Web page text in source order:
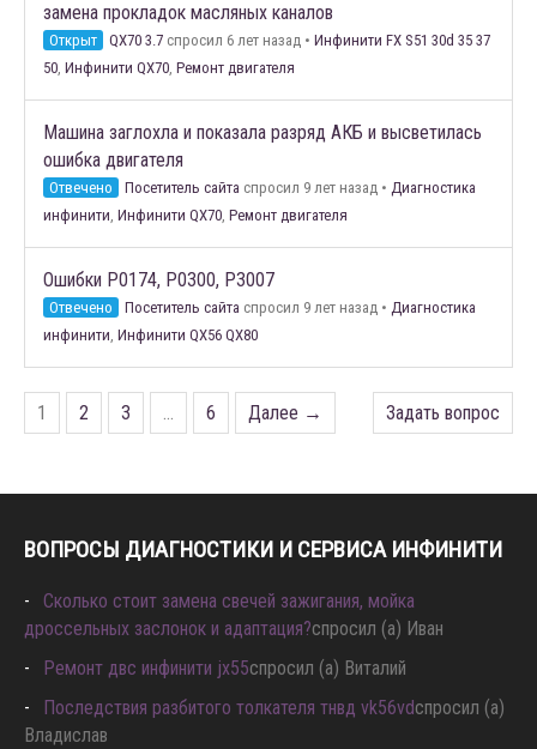
замена прокладок масляных каналов
Открыт QX70 3.7 спросил 6 лет назад • Инфинити FX S51 30d 35 37
50, Инфинити QX70, Ремонт двигателя
Машина заглохла и показала разряд АКБ и высветилась
ошибка двигателя
Отвечено Посетитель сайта спросил 9 лет назад • Диагностика
инфинити, Инфинити QX70, Ремонт двигателя
Ошибки Р0174, Р0300, Р3007
Отвечено Посетитель сайта спросил 9 лет назад • Диагностика
инфинити, Инфинити QX56 QX80
1 2 3 … 6 Далее → Задать вопрос
ВОПРОСЫ ДИАГНОСТИКИ И СЕРВИСА ИНФИНИТИ
Сколько стоит замена свечей зажигания, мойка
дроссельных заслонок и адаптация?спросил (а) Иван
Ремонт двс инфинити jx55спросил (а) Виталий
Последствия разбитого толкателя тнвд vk56vdспросил (а)
Владислав